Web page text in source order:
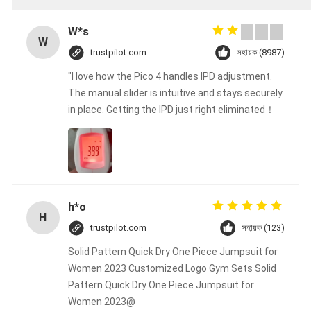
W
W*s
trustpilot.com সহায়ক (8987)
"I love how the Pico 4 handles IPD adjustment.
The manual slider is intuitive and stays securely
in place. Getting the IPD just right eliminated！
H
h*o
trustpilot.com সহায়ক (123)
Solid Pattern Quick Dry One Piece Jumpsuit for
Women 2023 Customized Logo Gym Sets Solid
Pattern Quick Dry One Piece Jumpsuit for
Women 2023@